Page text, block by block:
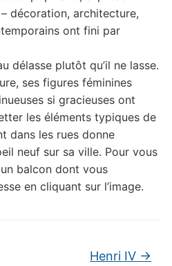
décoration, architecture,
ont fini par
délasse plutôt qu’il ne lasse.
ses figures féminines
si gracieuses ont
les éléments typiques de
dans les rues donne
neuf sur sa ville. Pour vous
balcon dont vous
en cliquant sur l’image.
Henri IV →